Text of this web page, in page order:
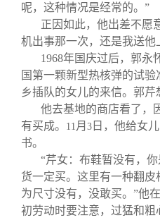
呢，这种情况是经常的。”
正因如此，他出差不愿
机出事那一次，还是我送他
1968年国庆过后，郭永
国第一颗新型热核弹的试
乡插队的女儿的来信。郭芹
他去基地的商店看了，
有买成。
11 月 3 日，他给女
书。
“芹女：布鞋暂没有，
货一定买。这里有一种翻
为尺寸没有，没敢买。”他
初劳动时要注意，过猛和